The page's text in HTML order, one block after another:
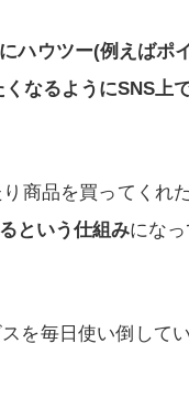
ハウツー(例えばポ
なるようにSNS上
商品を買ってくれた
という仕組みになっ
を毎日使い倒して